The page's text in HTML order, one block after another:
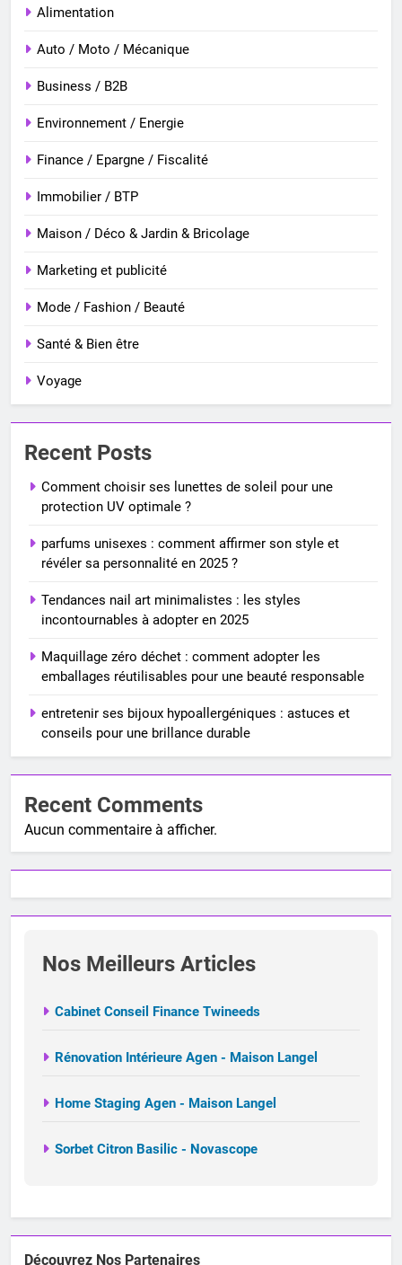
Alimentation
Auto / Moto / Mécanique
Business / B2B
Environnement / Energie
Finance / Epargne / Fiscalité
Immobilier / BTP
Maison / Déco & Jardin & Bricolage
Marketing et publicité
Mode / Fashion / Beauté
Santé & Bien être
Voyage
Recent Posts
Comment choisir ses lunettes de soleil pour une
protection UV optimale ?
parfums unisexes : comment affirmer son style et
révéler sa personnalité en 2025 ?
Tendances nail art minimalistes : les styles
incontournables à adopter en 2025
Maquillage zéro déchet : comment adopter les
emballages réutilisables pour une beauté responsable
entretenir ses bijoux hypoallergéniques : astuces et
conseils pour une brillance durable
Recent Comments
Aucun commentaire à afficher.
Nos Meilleurs Articles
Cabinet Conseil Finance Twineeds
Rénovation Intérieure Agen - Maison Langel
Home Staging Agen - Maison Langel
Sorbet Citron Basilic - Novascope
Découvrez Nos Partenaires